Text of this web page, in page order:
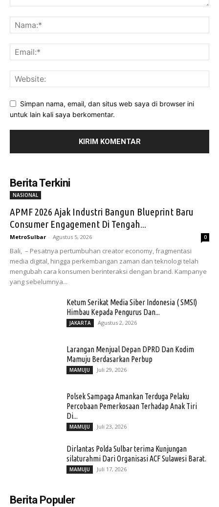
Simpan nama, email, dan situs web saya di browser ini
untuk lain kali saya berkomentar.
Berita Terkini
NASIONAL
APMF 2026 Ajak Industri Bangun Blueprint Baru
Consumer Engagement Di Tengah...
MetroSulbar - Agustus 5, 2026 0
Bali, – Pesatnya pertumbuhan creator economy, fragmentasi
media digital, hingga perkembangan zaman dan teknologi telah
mengubah cara konsumen berinteraksi dengan brand. Kampanye
yang sebelumnya...
Ketum Serikat Media Siber Indonesia ( SMSI)
Himbau Kepada Pengurus Dan...
JAKARTA Agustus 2, 2026
Larangan Menjual Depan DPRD Dan Kodim
Mamuju Berdasarkan Perbup
MAMUJU Juli 29, 2026
Polsek Sampaga Amankan Terduga Pelaku
Percobaan Pemerkosaan Terhadap Anak Tiri
Di...
MAMUJU Juli 23, 2026
Dirlantas Polda Sulbar terima Kunjungan
silaturahmi Dari Organisasi ACF Sulawesi Barat.
MAMUJU Juli 17, 2026
Berita Populer